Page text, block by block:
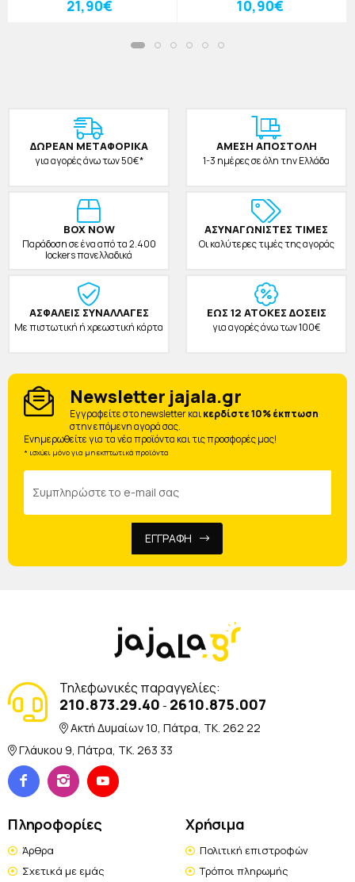
21,90€ 10,90€
ΔΩΡΕAΝ ΜΕΤΑΦΟΡΙΚΑ
για αγορές άνω των 50€*
ΑΜΕΣΗ ΑΠΟΣΤΟΛΗ
1-3 ημέρες σε όλη την Ελλάδα
BOX NOW
Παράδοση σε ένα από τα 2.400
lockers πανελλαδικά
ΑΣΥΝΑΓΩΝΙΣΤΕΣ ΤΙΜΕΣ
Οι καλύτερες τιμές της αγοράς
ΑΣΦΑΛΕΙΣ ΣΥΝΑΛΛΑΓΕΣ
Με πιστωτική ή χρεωστική κάρτα
ΕΩΣ 12 ΑΤΟΚΕΣ ΔΟΣΕΙΣ
για αγορές άνω των 100€
Newsletter jajala.gr
Eγγραφείτε στο newsletter καικερδίστε 10% έκπτωση
στην επόμενη αγορά σας.
Ενημερωθείτε για τα νέα προϊόντα και τις προσφορές μας!
* ισχύει μόνο για μη εκπτωτικά προϊόντα
ΕΓΓΡΑΦΗ
Τηλεφωνικές παραγγελίες:
210.873.29.40 - 2610.875.007
Ακτή Δυμαίων 10, Πάτρα, TK. 262 22
Γλάυκου 9, Πάτρα, TK. 263 33
Πληροφορίες
Άρθρα
Σχετικά με εμάς
Χρήσιμα
Πολιτική επιστροφών
Τρόποι πληρωμής